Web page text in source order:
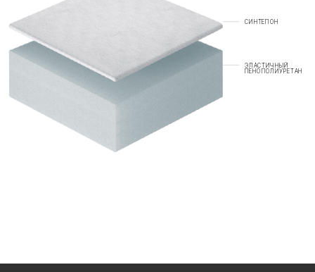
СИНТЕПОН
ЭЛАСТИЧНЫЙ
ПЕНОПОЛИУРЕТАН